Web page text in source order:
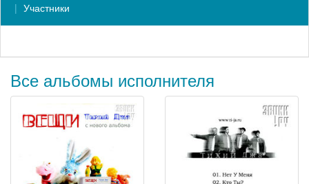
Участники
Все альбомы исполнителя